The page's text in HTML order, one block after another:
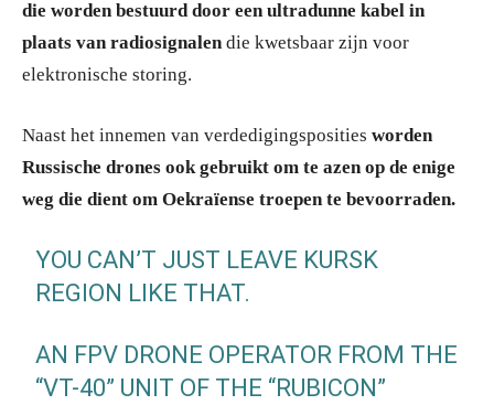
die worden bestuurd door een ultradunne kabel in
plaats van radiosignalen die kwetsbaar zijn voor
elektronische storing.
Naast het innemen van verdedigingsposities worden
Russische drones ook gebruikt om te azen op de enige
weg die dient om Oekraïense troepen te bevoorraden.
YOU CAN’T JUST LEAVE KURSK
REGION LIKE THAT.
AN FPV DRONE OPERATOR FROM THE
“VT-40” UNIT OF THE “RUBICON”